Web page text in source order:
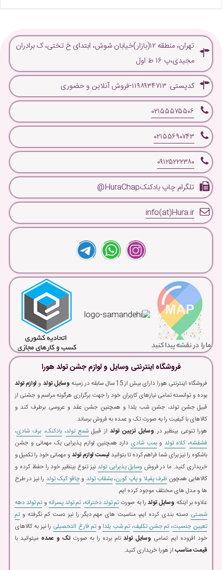
تهران، منطقه ۱۲(بازار)خیابان شوش، ابتدای خ تختی، ک برادران
مجیدی،پ ۱۶ ط اول
کدپستی: ۱۱۹۸۹۳۴۷۱۳-فروش آنلاین و حضوری
۰۲۱۵۵۵۷۵۵۰۶
۰۲۱۵۵۶۹۰۷۴۳
۰۹۱۲۵۲۲۲۳۸۰
تلگرام چاپ بادکنکHuraChap@
info(at)Hura.ir
فروشگاه اینترنتی وسایل و لوازم جشن تولد هورا
فروشگاه اینترنتی هورا دارای بیش از 15 سال سابقه در زمینه وسایل تولد و لوازم تولد
بوده و توانسته تمامی نیازهای کاربران خود را جهت برگزاری هرگونه مراسم و جشنی از
قبیل جشن تولد، جشن شب یلدا و همچنین جشن عقد و عروسی برطرف کند و
کالاهای با کیفیت را به صورت تک و عمده به فروش برساند.
هورا تنوعی بینظیر در وسایل تزیین تولداز قبیلشمع تولد،بادکنک، برف شادی،
فشفشه،کلاه تولد وبمب شادی دارد همچنین لوازم پذیرایی یک مهمانی و جشن
باشکوه را نیز برای شما فراهم کرده تا بتوانیدلیست لوازم تولد و مهمانی خود را تکمیل و
خریداری کنید. ما در فروش وسایل پذیرایی تولد نیز تنوع بینظیر خود را حفظ کرده و
کالاهایی همچون ظرف پفیلا و پاپ کورن،بشقاب تولد وچاقو کیک تولد را نیز در طرح
ها و مدل های مختلف موجود کرده ایم.
علاوه بر اینکه وسایل تولدرا به صورتتم تولد دخترانه،تم تولد پسرانه وتم تولد دهه
شصتی دسته بندی کرده ایم، مناسبت های مهم دیگر را نیز دست کم نگرفته وتم
تعیین جنسیت،تم جشن تکلیف،تم شب یلدا وتم فارغ التحصیلی را نیز به کالاهای
خود افزوده ایم. تمامی وسایل تولد نام برده را به صورت تک و عمده میتوانید با
قیمت مناسب از هورا خریداری کنید.